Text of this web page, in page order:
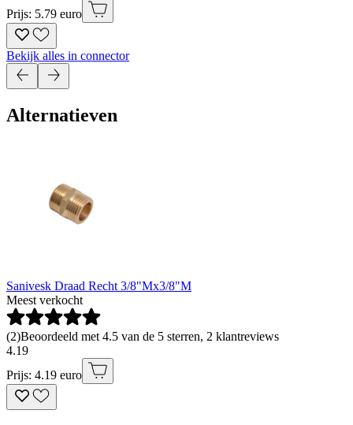
Prijs: 5.79 euro
Bekijk alles in connector
Alternatieven
Sanivesk Draad Recht 3/8"Mx3/8"M
Meest verkocht
(2)Beoordeeld met 4.5 van de 5 sterren, 2 klantreviews
4.19
Prijs: 4.19 euro